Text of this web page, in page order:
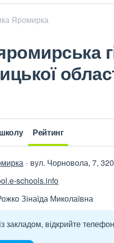
Яромирка
Рейтинг
вул. Чорновола, 7,
schools.info
Зінаїда Миколаївна
закладом, відкрийте